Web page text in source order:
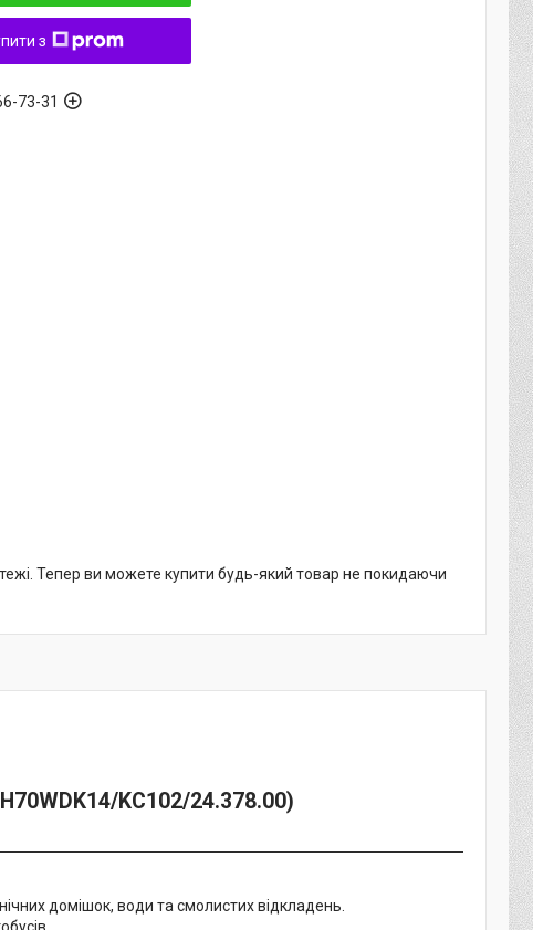
з
73-31
Тепер ви можете купити будь-який товар не покидаючи
KC102/24.378.00)
домішок, води та смолистих відкладень.